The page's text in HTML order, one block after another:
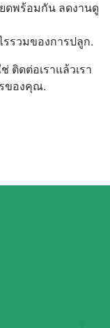
ดพร้อมกัน ลดงานดู
รวมของการปลูก.
ติดต่อเราแล้วเรา
ของคุณ.